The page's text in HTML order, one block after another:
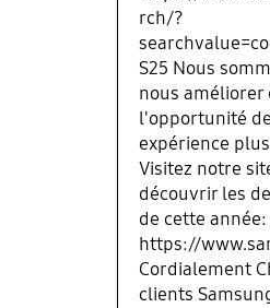
rch/?
S25 Nous
nous améliorer
l'opportunité
expérience
Visitez notre
découvrir les
de cette année:
https://
Cordialement
clients